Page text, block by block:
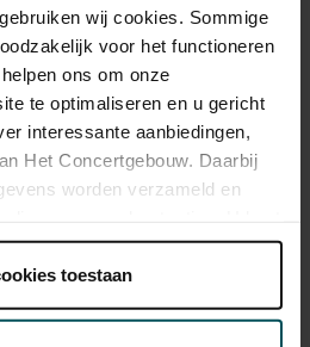
wij cookies. Sommige
voor het functioneren
ons om onze
te optimaliseren en u gericht
interessante aanbiedingen,
Het Concertgebouw. Daarbij
worden verzameld en
cookies wij mogen
hier. Lees onze
toestaan
Lottery, you can order tickets for this
price of admission. Are you under
ordering process.More information
fee: € 5 per order.